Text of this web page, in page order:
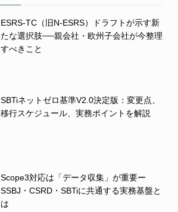
ESRS-TC（旧N-ESRS）ドラフトが示す新
たな選択肢──親会社・欧州子会社が今整理
すべきこと
SBTiネットゼロ基準V2.0決定版：変更点、
移行スケジュール、実務ポイントを解説
Scope3対応は「データ収集」が重要ー
SSBJ・CSRD・SBTiに共通する実務基盤と
は